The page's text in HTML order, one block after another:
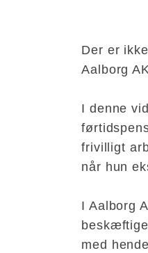
Der er
Aalborg
I denne
frivilligt
når hun
I Aalborg
med